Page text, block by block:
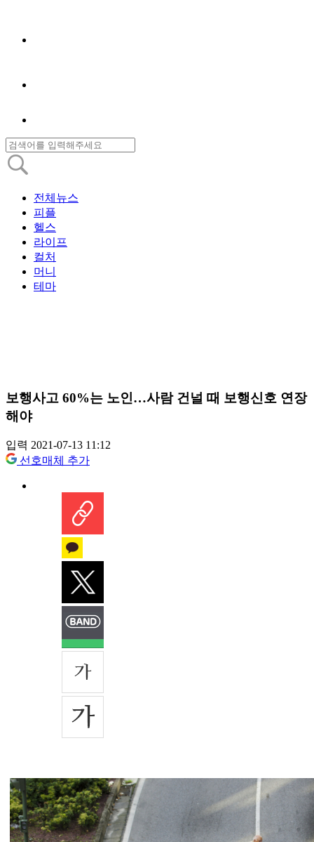
전체뉴스
피플
헬스
라이프
컬처
머니
테마
보행사고 60%는 노인…사람 건널 때 보행신호 연장
해야
입력 2021-07-13 11:12
선호매체 추가